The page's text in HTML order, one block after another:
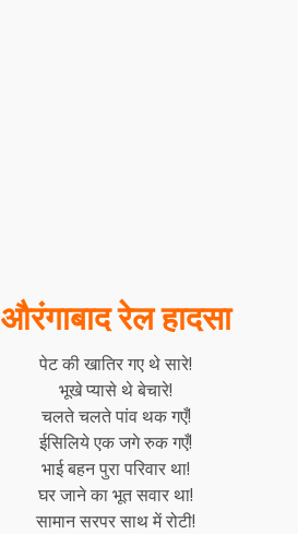
औरंगाबाद रेल हादसा
पेट की खातिर गए थे सारे!
भूखे प्यासे थे बेचारे!
चलते चलते पांव थक गएँ!
ईसिलिये एक जगे रुक गएँ!
भाई बहन पुरा परिवार था!
घर जाने का भूत सवार था!
सामान सरपर साथ में रोटी!